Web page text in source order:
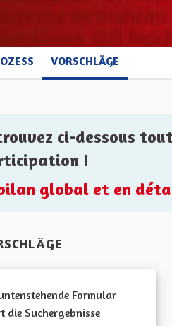
VORSCHLÄGE
ci-dessous
!
global et en
Formular
die Suchergebnisse